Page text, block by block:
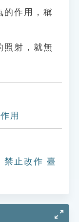
的作用，稱
照射，就無
用
禁止改作 臺